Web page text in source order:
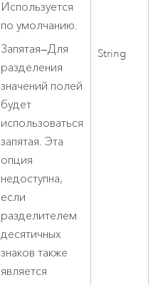
Используется
по умолчанию.
Запятая—Для
разделения
значений полей
будет
использоваться
запятая. Эта
опция
недоступна,
если
разделителем
десятичных
знаков также
является
String